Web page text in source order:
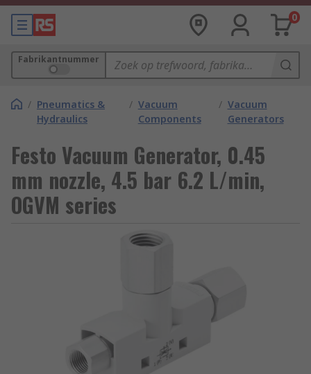
0
Fabrikantnummer
/ Pneumatics &
Hydraulics
/ Vacuum
Components
/ Vacuum
Generators
Festo Vacuum Generator, 0.45
mm nozzle, 4.5 bar 6.2 L/min,
OGVM series